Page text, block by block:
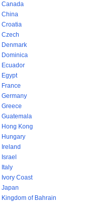
Canada
China
Croatia
Czech
Denmark
Dominica
Ecuador
Egypt
France
Germany
Greece
Guatemala
Hong Kong
Hungary
Ireland
Israel
Italy
Ivory Coast
Japan
Kingdom of Bahrain